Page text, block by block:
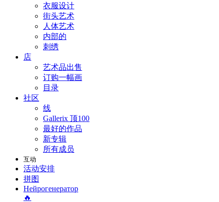
衣服设计
街头艺术
人体艺术
内部的
刺绣
店
艺术品出售
订购一幅画
目录
社区
线
Gallerix 顶100
最好的作品
新专辑
所有成员
互动
活动安排
拼图
Нейрогенератор
🔥